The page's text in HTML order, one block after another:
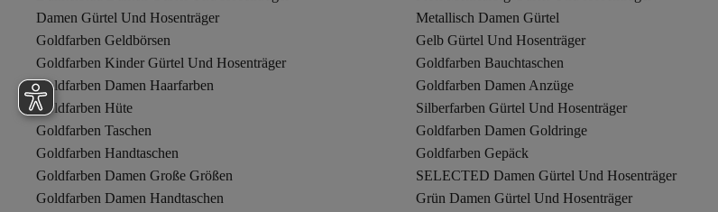
Damen Gürtel Und Hosenträger
Metallisch Damen Gürtel
Goldfarben Geldbörsen
Gelb Gürtel Und Hosenträger
Goldfarben Kinder Gürtel Und Hosenträger
Goldfarben Bauchtaschen
Goldfarben Damen Haarfarben
Goldfarben Damen Anzüge
Goldfarben Hüte
Silberfarben Gürtel Und Hosenträger
Goldfarben Taschen
Goldfarben Damen Goldringe
Goldfarben Handtaschen
Goldfarben Gepäck
Goldfarben Damen Große Größen
SELECTED Damen Gürtel Und Hosenträger
Goldfarben Damen Handtaschen
Grün Damen Gürtel Und Hosenträger